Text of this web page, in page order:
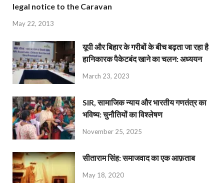
legal notice to the Caravan
May 22, 2013
यूपी और बिहार के गरीबों के बीच बढ़ता जा रहा है
हानिकारक पैकेटबंद खाने का चलन: अध्ययन
March 23, 2023
SIR, सामाजिक न्याय और भारतीय गणतंत्र का
भविष्य: चुनौतियों का विश्लेषण
November 25, 2025
सीताराम सिंह: समाजवाद का एक आफ़ताब
May 18, 2020